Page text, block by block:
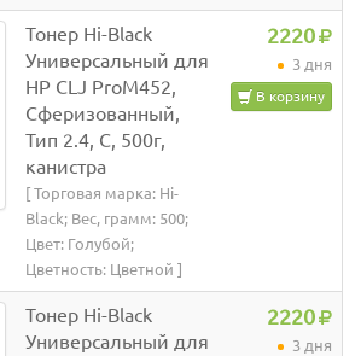
Тонер Hi-Black
Универсальный для
HP CLJ ProM452,
Сферизованный,
Тип 2.4, C, 500г,
канистра
[ Торговая марка: Hi-
Black; Вес, грамм: 500;
Цвет: Голубой;
Цветность: Цветной ]
2220
3 дня
В корзину
Тонер Hi-Black
Универсальный для
2220
3 дня